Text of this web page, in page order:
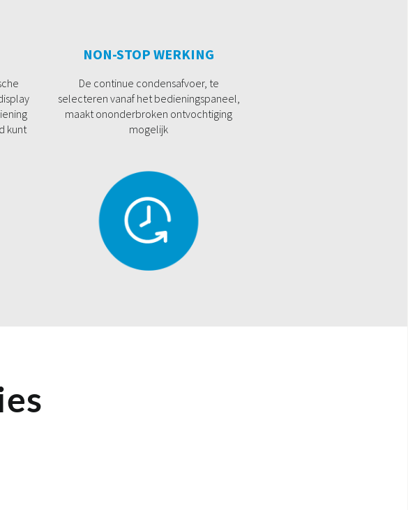
kunt
NON-STOP WERKING
De continue condensafvoer, te
selecteren vanaf het bedieningspaneel,
maakt ononderbroken ontvochtiging
mogelijk